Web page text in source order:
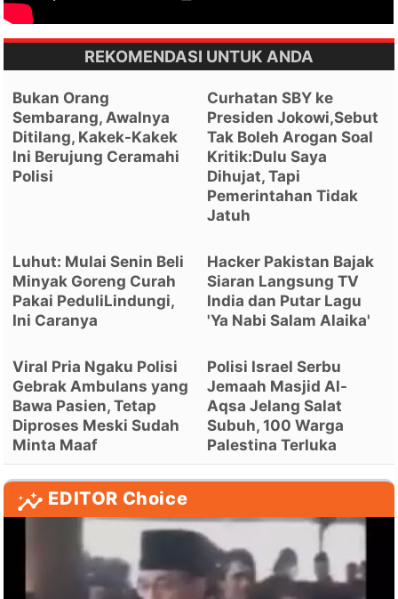
REKOMENDASI UNTUK ANDA
Bukan Orang
Sembarang, Awalnya
Ditilang, Kakek-Kakek
Ini Berujung Ceramahi
Polisi
Curhatan SBY ke
Presiden Jokowi,Sebut
Tak Boleh Arogan Soal
Kritik:Dulu Saya
Dihujat, Tapi
Pemerintahan Tidak
Jatuh
Luhut: Mulai Senin Beli
Minyak Goreng Curah
Pakai PeduliLindungi,
Ini Caranya
Hacker Pakistan Bajak
Siaran Langsung TV
India dan Putar Lagu
'Ya Nabi Salam Alaika'
Viral Pria Ngaku Polisi
Gebrak Ambulans yang
Bawa Pasien, Tetap
Diproses Meski Sudah
Minta Maaf
Polisi Israel Serbu
Jemaah Masjid Al-
Aqsa Jelang Salat
Subuh, 100 Warga
Palestina Terluka
EDITOR Choice